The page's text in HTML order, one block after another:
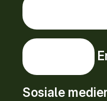
Sosiale